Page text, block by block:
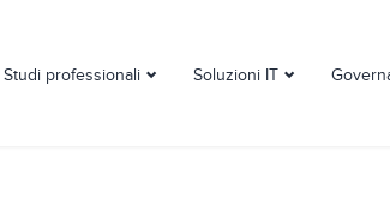
Studi professionali Soluzioni IT